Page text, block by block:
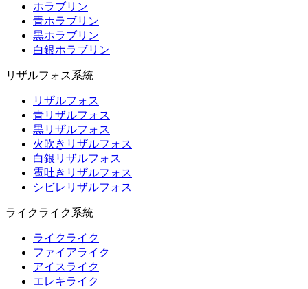
ホラブリン
青ホラブリン
黒ホラブリン
白銀ホラブリン
リザルフォス系統
リザルフォス
青リザルフォス
黒リザルフォス
火吹きリザルフォス
白銀リザルフォス
雹吐きリザルフォス
シビレリザルフォス
ライクライク系統
ライクライク
ファイアライク
アイスライク
エレキライク